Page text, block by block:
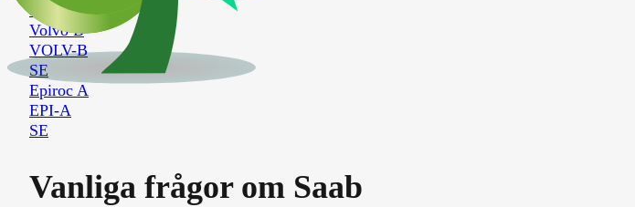
Volvo B
VOLV-B
SE
Epiroc A
EPI-A
SE
Vanliga frågor om Saab